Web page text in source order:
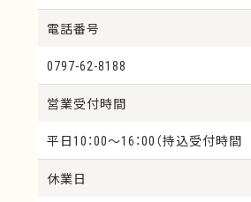
ハウ・G52
セレク
ステップ39
スバリウム
12％金パラ歯科鋳造金
合金
12％金
インゴットボタン
キャス
クラスプデンチャー
ハイプ
バキューム粉
電話番号
0797-62-8188
営業受付時間
平日10：00～16：00（持込受付時間
休業日